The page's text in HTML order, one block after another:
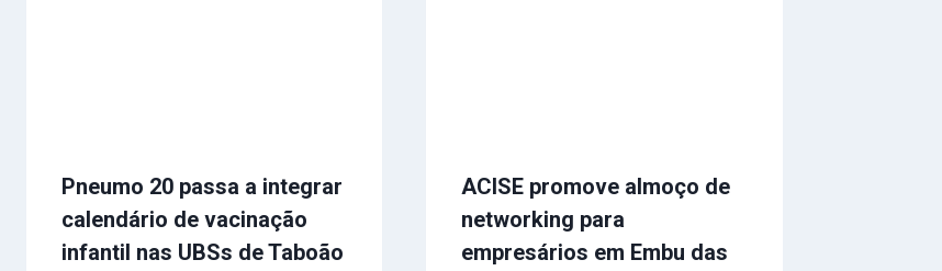
Pneumo 20 passa a integrar
calendário de vacinação
infantil nas UBSs de Taboão
ACISE promove almoço de
networking para
empresários em Embu das